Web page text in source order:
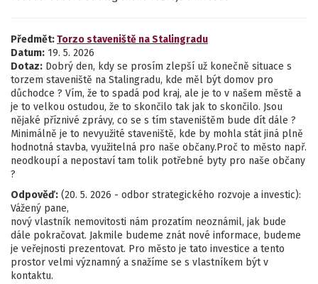
Předmět:Torzo staveniště na Stalingradu
Datum: 19. 5. 2026
Dotaz: Dobrý den, kdy se prosím zlepší už konečně situace s
torzem staveniště na Stalingradu, kde měl být domov pro
důchodce ? Vím, že to spadá pod kraj, ale je to v našem městě a
je to velkou ostudou, že to skončilo tak jak to skončilo. Jsou
nějaké příznivé zprávy, co se s tím staveništěm bude dít dále ?
Minimálně je to nevyužité staveniště, kde by mohla stát jiná plně
hodnotná stavba, využitelná pro naše občany.Proč to město např.
neodkoupí a nepostaví tam tolik potřebné byty pro naše občany
?
Odpověď: (20. 5. 2026 - odbor strategického rozvoje a investic):
Vážený pane,
nový vlastník nemovitosti nám prozatím neoznámil, jak bude
dále pokračovat. Jakmile budeme znát nové informace, budeme
je veřejnosti prezentovat. Pro město je tato investice a tento
prostor velmi významný a snažíme se s vlastníkem být v
kontaktu.